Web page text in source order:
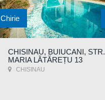
CHISINAU, BUIUCANI, STR.
MARIA LĂTĂREȚU 13
CHISINAU
Chirie